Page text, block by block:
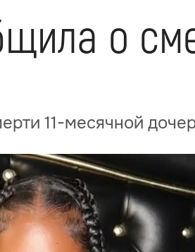
о
11-месячной